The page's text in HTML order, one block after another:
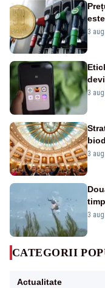
3
3
3
3
CATEGORII
Actualitate